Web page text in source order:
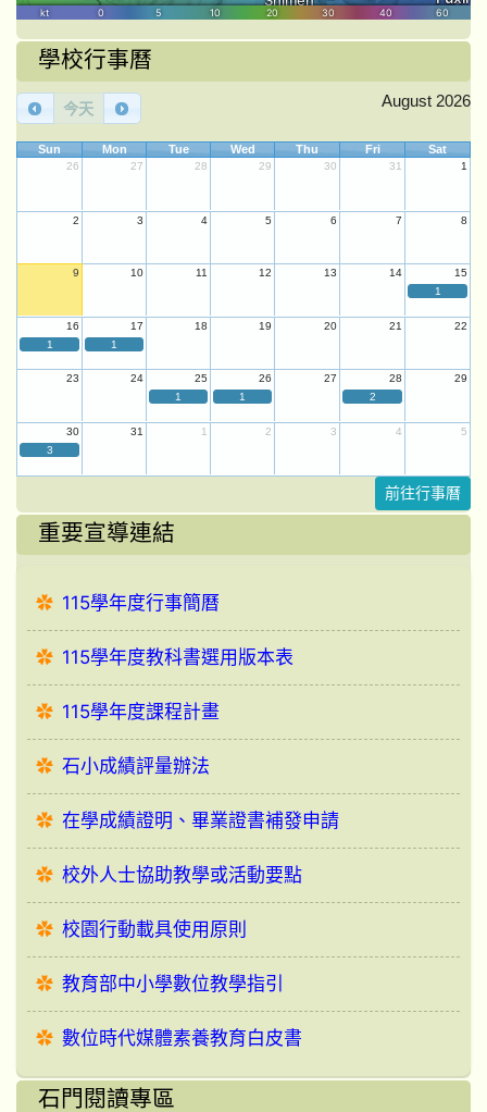
學校行事曆
今天 August 2026
Sun Mon Tue Wed Thu Fri Sat
26 27 28 29 30 31 1
2 3 4 5 6 7 8
9 10 11 12 13 14
15
1
16 17 18 19 20 21
22
1
1
23 24 25 26 27 28
29
1
1 2
30 31 1 2 3 4
5
3
前往行事曆
重要宣導連結
115學年度行事簡曆
115學年度教科書選用版本表
115學年度課程計畫
石小成績評量辦法
在學成績證明、畢業證書補發申請
校外人士協助教學或活動要點
校園行動載具使用原則
教育部中小學數位教學指引
數位時代媒體素養教育白皮書
石門閱讀專區